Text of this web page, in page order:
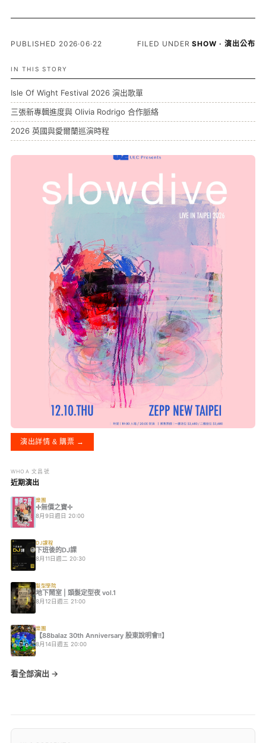
PUBLISHED 2026·06·22 FILED UNDERSHOW · 演出公布
IN THIS STORY
Isle Of Wight Festival 2026 演出歌單
三張新專輯進度與 Olivia Rodrigo 合作脈絡
2026 英國與愛爾蘭巡演時程
演出詳情 & 購票 →
WHOA 文昌號
近期演出
樂團
✢無價之寶✢
8月9日週日 20:00
DJ課程
下班後的DJ課
8月11日週二 20:30
髮型學院
地下鬧室 | 頭髮定型夜 vol.1
8月12日週三 21:00
樂團
【88balaz 30th Anniversary 股東說明會!!】
8月14日週五 20:00
看全部演出 →